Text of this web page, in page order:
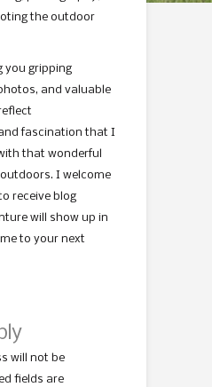
the outdoor
you gripping
and valuable
fascination that I
that wonderful
I welcome
receive blog
will show up in
to your next
will not be
fields are